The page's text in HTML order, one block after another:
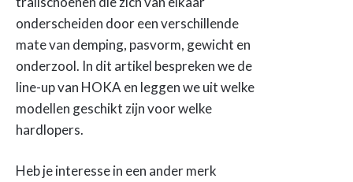
onderscheiden door een verschillende
mate van demping, pasvorm, gewicht en
onderzool. In dit artikel bespreken we de
line-up van HOKA en leggen we uit welke
modellen geschikt zijn voor welke
hardlopers.
Heb je interesse in een ander merk